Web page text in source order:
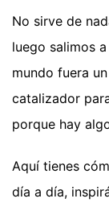
No sirve de
luego salimos
mundo fuera
catalizador
porque hay
Aquí tienes
día a día,